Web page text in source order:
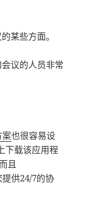
某些方面。
议的人员非常
案也很容易设
下载该应用程
且
供24/7的协